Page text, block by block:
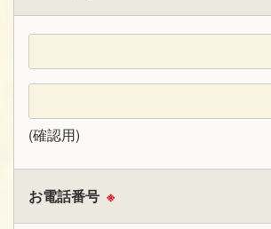
(確認用)
お電話番号 ※